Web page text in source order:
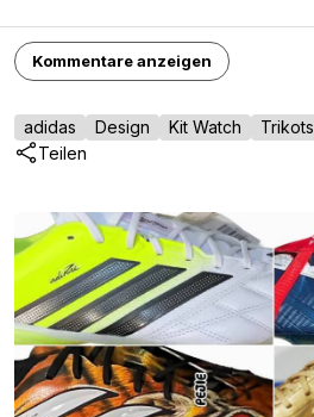
Kommentare anzeigen
adidas Design Kit Watch
Trikots
Teilen